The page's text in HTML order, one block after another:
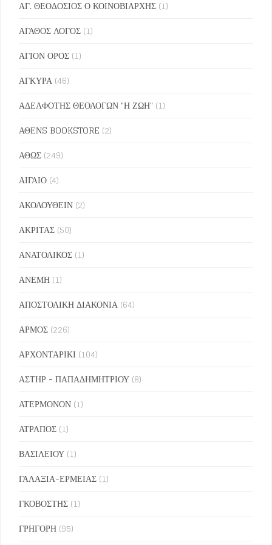
ΑΓ. ΘΕΟΔΟΣΙΟΣ Ο ΚΟΙΝΟΒΙΑΡΧΗΣ (1)
ΑΓΑΘΟΣ ΛΟΓΟΣ (1)
ΑΓΙΟΝ ΟΡΟΣ (1)
ΑΓΚΥΡΑ (46)
ΑΔΕΛΦΟΤΗΣ ΘΕΟΛΟΓΩΝ "Η ΖΩΗ" (1)
ΑΘΕΝS BOOKSTORE (2)
ΑΘΩΣ (249)
ΑΙΓΑΙΟ (4)
ΑΚΟΛΟΥΘΕΙΝ (2)
ΑΚΡΙΤΑΣ (50)
ΑΝΑΤΟΛΙΚΟΣ (1)
ΑΝΕΜΗ (1)
ΑΠΟΣΤΟΛΙΚΗ ΔΙΑΚΟΝΙΑ (64)
ΑΡΜΟΣ (226)
ΑΡΧΟΝΤΑΡΙΚΙ (104)
ΑΣΤΗΡ - ΠΑΠΑΔΗΜΗΤΡΙΟΥ (8)
ΑΤΕΡΜΟΝΟΝ (1)
ΑΤΡΑΠΟΣ (1)
ΒΑΣΙΛΕΙΟΥ (1)
ΓΑΛΑΞΙΑ-ΕΡΜΕΙΑΣ (1)
ΓΚΟΒΟΣΤΗΣ (1)
ΓΡΗΓΟΡΗ (95)